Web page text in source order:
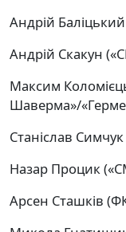
Андрій
Андрій Скакун
Максим
Шаверма»/
Станіслав
Назар Процик
Арсен Сташків